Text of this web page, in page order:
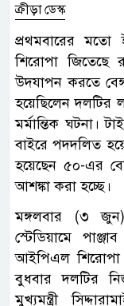
ক্রীড়া ডেস্ক
প্রথমবারের মতো
শিরোপা জিতেছে
উদযাপন করতে
হয়েছিলেন দলটির
মর্মান্তিক ঘটনা।
বাইরে পদদলিত
হয়েছেন ৫০-এর
আশঙ্কা করা হচ্ছে।
মঙ্গলবার (৩ জুন)
স্টেডিয়ামে
আইপিএল শিরোপা
বুধবার দলটির
মুখ্যমন্ত্রী